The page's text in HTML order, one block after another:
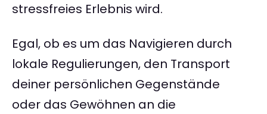
stressfreies Erlebnis wird.
Egal, ob es um das Navigieren durch
lokale Regulierungen, den Transport
deiner persönlichen Gegenstände
oder das Gewöhnen an die